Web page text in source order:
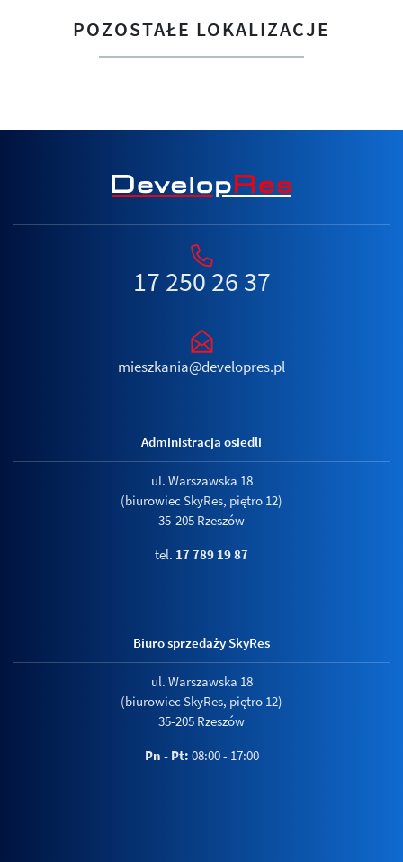
POZOSTAŁE LOKALIZACJE
17 250 26 37
mieszkania@developres.pl
Administracja osiedli
ul. Warszawska 18
(biurowiec SkyRes, piętro 12)
35-205 Rzeszów
tel. 17 789 19 87
Biuro sprzedaży SkyRes
ul. Warszawska 18
(biurowiec SkyRes, piętro 12)
35-205 Rzeszów
Pn - Pt: 08:00 - 17:00